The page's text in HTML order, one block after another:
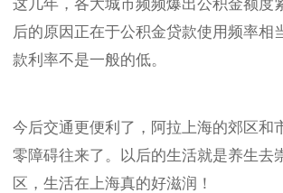
这几年，各大城市频频爆出公积金额度
后的原因正在于公积金贷款使用频率相
款利率不是一般的低。
今后交通更便利了，阿拉上海的郊区和
零障碍往来了。以后的生活就是养生去
区，生活在上海真的好滋润！